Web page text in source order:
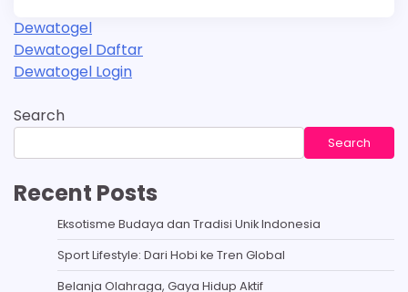
Dewatogel
Dewatogel Daftar
Dewatogel Login
Search
Search
Recent Posts
Eksotisme Budaya dan Tradisi Unik Indonesia
Sport Lifestyle: Dari Hobi ke Tren Global
Belanja Olahraga, Gaya Hidup Aktif